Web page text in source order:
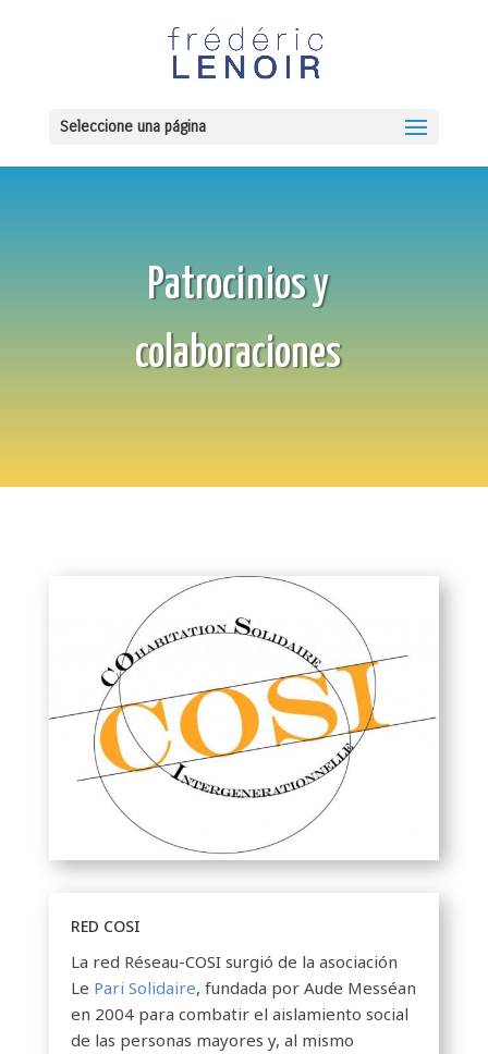
Seleccione una página
Patrocinios y
colaboraciones
RED COSI
La red Réseau-COSI surgió de la asociación
Le Pari Solidaire, fundada por Aude Messéan
en 2004 para combatir el aislamiento social
de las personas mayores y, al mismo